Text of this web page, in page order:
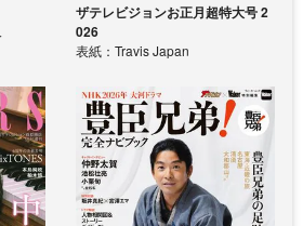
ザテレビジョンお正月超特大号 2
026
表紙：Travis Japan